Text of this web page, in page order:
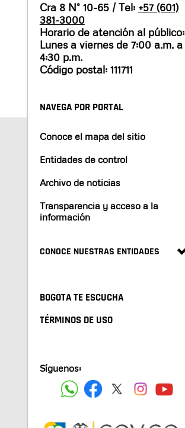
Cra 8 N° 10-65 / Tel: +57 (601)
381-3000
Horario de atención al público:
Lunes a viernes de 7:00 a.m. a
4:30 p.m.
Código postal: 111711
NAVEGA POR PORTAL
Conoce el mapa del sitio
Entidades de control
Archivo de noticias
Transparencia y acceso a la
información
CONOCE NUESTRAS ENTIDADES
BOGOTA TE ESCUCHA
TÉRMINOS DE USO
Síguenos: